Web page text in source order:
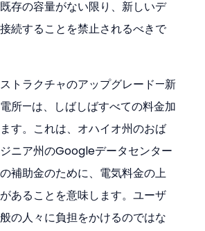
存の容量がない限り、新しいデ
続することを禁止されるべきで
トラクチャのアップグレード—新
所—は、しばしばすべての料金加
す。これは、オハイオ州のおば
ニア州のGoogleデータセンター
補助金のために、電気料金の上
あることを意味します。ユーザ
の人々に負担をかけるのではな